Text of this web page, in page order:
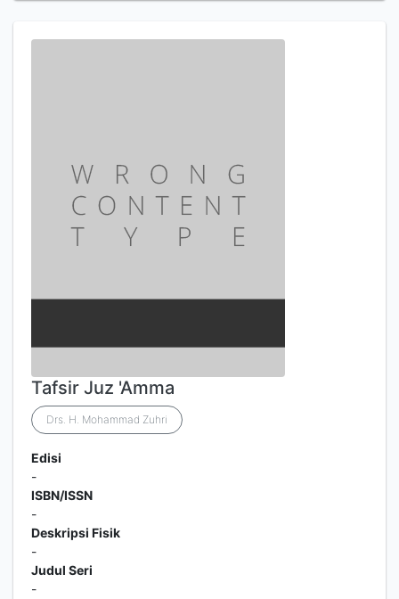
Tafsir Juz 'Amma
Drs. H. Mohammad Zuhri
Edisi
-
ISBN/ISSN
-
Deskripsi Fisik
-
Judul Seri
-